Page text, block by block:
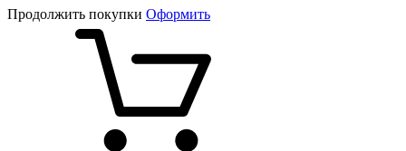
Продолжить покупки Оформить